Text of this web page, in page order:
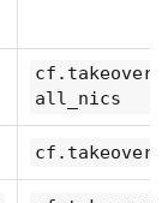
all_nics